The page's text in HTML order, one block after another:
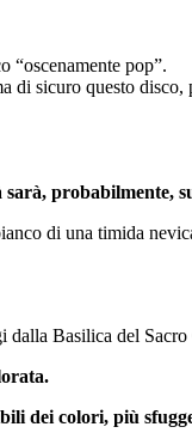
pop”.
di sicuro questo disco,
sarà, probabilmente,
di una timida
dalla Basilica del
dei colori, più